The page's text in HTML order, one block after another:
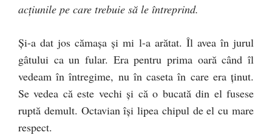
acţiunile pe care trebuie să le întreprind.
Şi-a dat jos cămaşa şi mi l-a arătat. Îl avea în jurul
gâtului ca un fular. Era pentru prima oară când îl
vedeam în întregime, nu în caseta în care era ţinut.
Se vedea că este vechi şi că o bucată din el fusese
ruptă demult. Octavian îşi lipea chipul de el cu mare
respect.